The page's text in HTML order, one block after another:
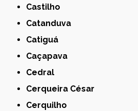
Castilho
Catanduva
Catiguá
Caçapava
Cedral
Cerqueira César
Cerquilho